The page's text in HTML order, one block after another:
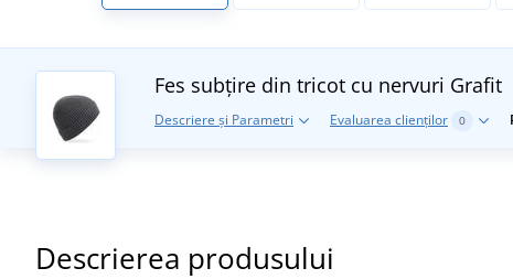
Fes subțire din tricot cu nervuri Grafit
Descriere și Parametri Evaluarea clienților 0
Descrierea produsului